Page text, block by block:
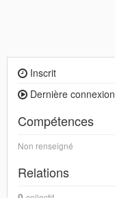
Inscrit
Dernière connexion
Compétences
Non renseigné
Relations